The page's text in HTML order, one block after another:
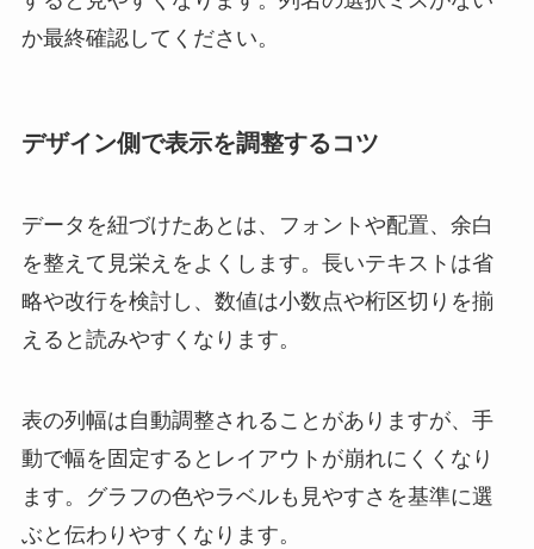
か最終確認してください。
デザイン側で表示を調整するコツ
データを紐づけたあとは、フォントや配置、余白
を整えて見栄えをよくします。長いテキストは省
略や改行を検討し、数値は小数点や桁区切りを揃
えると読みやすくなります。
表の列幅は自動調整されることがありますが、手
動で幅を固定するとレイアウトが崩れにくくなり
ます。グラフの色やラベルも見やすさを基準に選
ぶと伝わりやすくなります。